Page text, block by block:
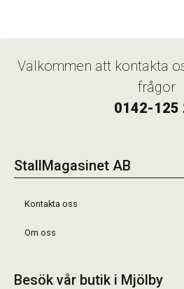
Välkommen att kontakta
frågor
0142-125
StallMagasinet AB
Kontakta oss
Om oss
Besök vår butik i Mjölby